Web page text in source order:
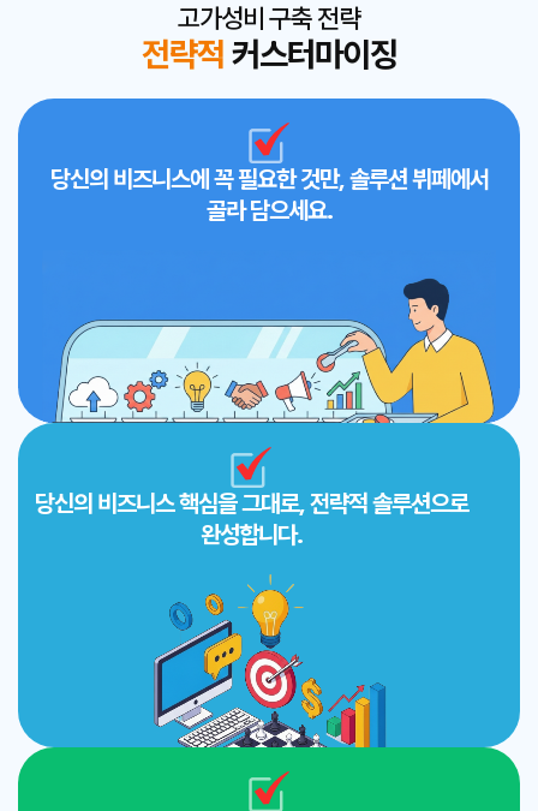
고가성비 구축 전략
전략적 커스터마이징
당신의 비즈니스에 꼭 필요한 것만, 솔루션 뷔페에서
골라 담으세요.
당신의 비즈니스 핵심을 그대로, 전략적 솔루션으로
완성합니다.